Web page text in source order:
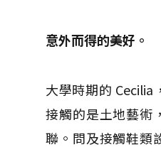
意外而得的美好。
大學時期的 Cecilia
接觸的是土地藝術
聯。問及接觸鞋類